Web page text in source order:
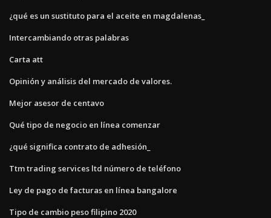
¿qué es un sustituto para el aceite en magdalenas_
Intercambiando otras palabras
Carta att
Opinión y análisis del mercado de valores.
Mejor asesor de centavo
Qué tipo de negocio en línea comenzar
¿qué significa contrato de adhesión_
Ttm trading services ltd número de teléfono
Ley de pago de facturas en línea bangalore
Tipo de cambio peso filipino 2020